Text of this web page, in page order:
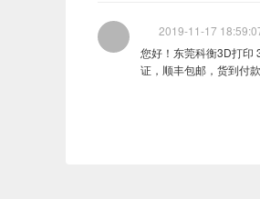
2019-11-17
您好！东莞科衡3D打印
证，顺丰包邮，货到付